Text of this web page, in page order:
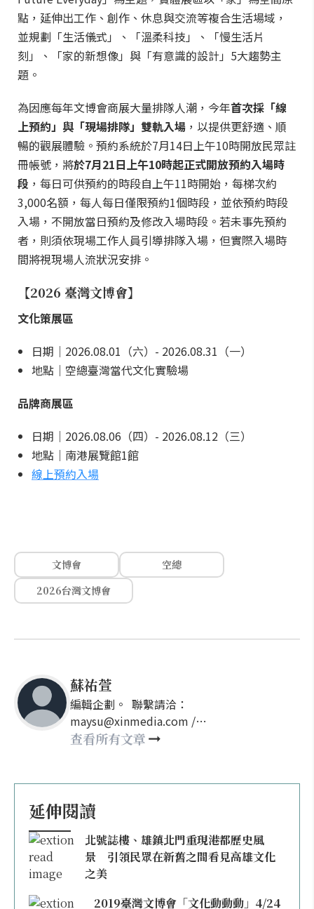
點，延伸出工作、創作、休息與交流等複合生活場域，
並規劃「生活儀式」、「溫柔科技」、「慢生活片
刻」、「家的新想像」與「有意識的設計」5大趨勢主
題。
為因應每年文博會商展大量排隊人潮，今年首次採「線
上預約」與「現場排隊」雙軌入場 ，以提供更舒適、順
暢的觀展體驗。預約系統於7月14日上午10時開放民眾註
冊帳號，將於7月21日上午10時起正式開放預約入場時
段 ，每日可供預約的時段自上午11時開始，每梯次約
3,000名額，每人每日僅限預約1個時段，並依預約時段
入場，不開放當日預約及修改入場時段。若未事先預約
者，則須依現場工作人員引導排隊入場，但實際入場時
間將視現場人流狀況安排。
【2026 臺灣文博會】
文化策展區
日期｜2026.08.01（六）- 2026.08.31（一）
地點｜空總臺灣當代文化實驗場
品牌商展區
日期｜2026.08.06（四）- 2026.08.12（三）
地點｜南港展覽館1館
線上預約入場
文博會
空總
2026台灣文博會
蘇祐萱
編輯企劃。 聯繫請洽：
maysu@xinmedia.com /
may860527@gmail.com
查看所有文章
延伸閱讀
北號誌樓、雄鎮北門重現港都歷史風
景 引領民眾在新舊之間看見高雄文化
之美
2019臺灣文博會「文化動動動」4/24